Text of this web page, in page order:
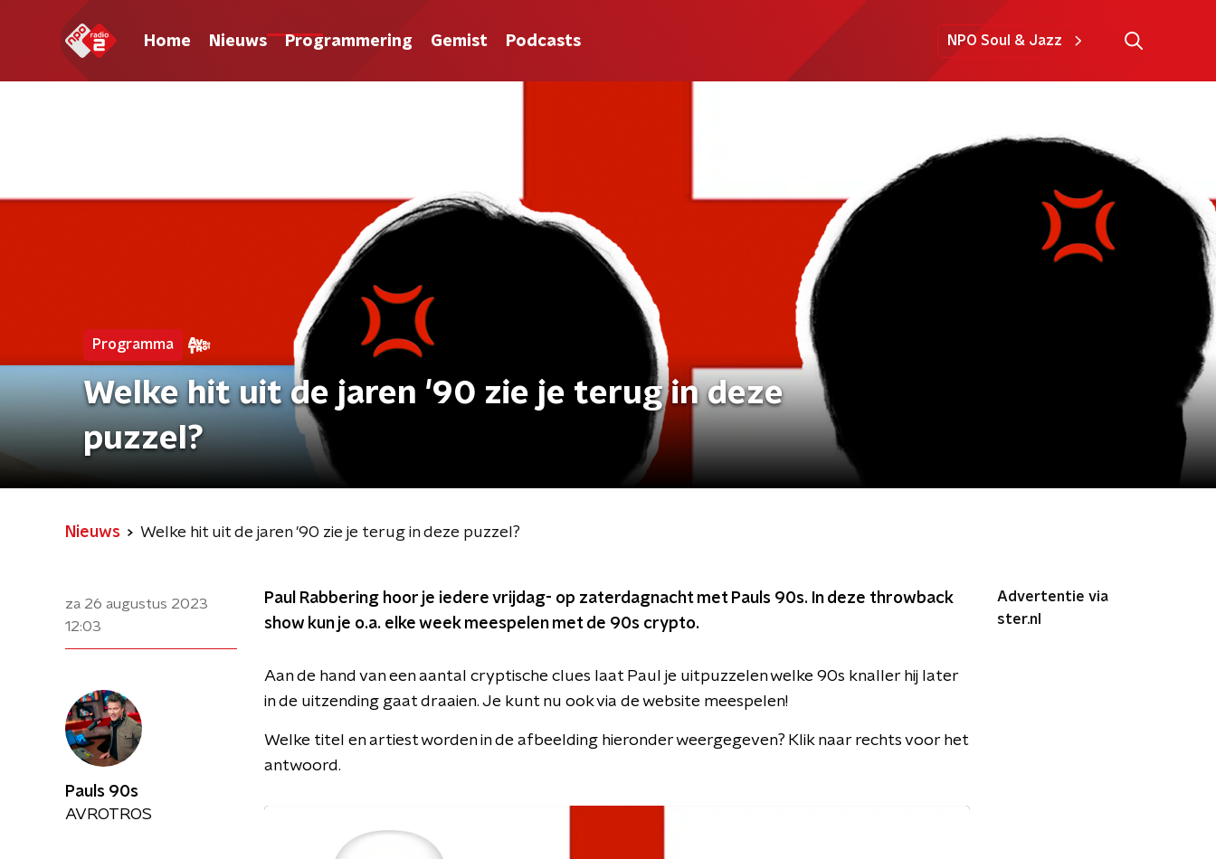
Home Nieuws Programmering Gemist Podcasts NPO Soul & Jazz
Programma
Welke hit uit de jaren '90 zie je terug in deze
puzzel?
Nieuws Welke hit uit de jaren '90 zie je terug in deze puzzel?
za 26 augustus 2023
12:03
Paul Rabbering hoor je iedere vrijdag- op zaterdagnacht met Pauls 90s. In deze throwback
show kun je o.a. elke week meespelen met de 90s crypto.
Aan de hand van een aantal cryptische clues laat Paul je uitpuzzelen welke 90s knaller hij later
in de uitzending gaat draaien. Je kunt nu ook via de website meespelen!
Welke titel en artiest worden in de afbeelding hieronder weergegeven? Klik naar rechts voor het
antwoord.
Advertentie via
ster.nl
Pauls 90s
AVROTROS